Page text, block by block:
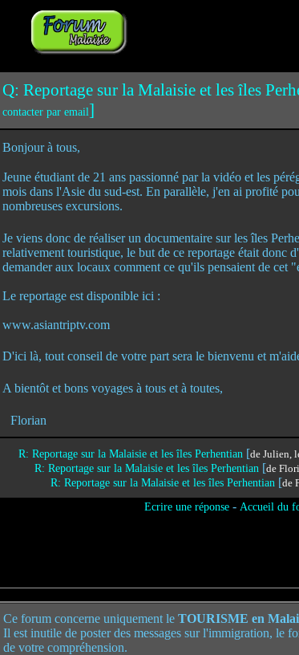
Q: Reportage sur la Malaisie et les îles
contacter par email]
Bonjour à tous,
Jeune étudiant de 21 ans passionné par la vidéo et les
mois dans l'Asie du sud-est. En parallèle, j'en ai profité
nombreuses excursions.
Je viens donc de réaliser un documentaire sur les îles
relativement touristique, le but de ce reportage était donc
demander aux locaux comment ce qu'ils pensaient de cet
Le reportage est disponible ici :
www.asiantriptv.com
D'ici là, tout conseil de votre part sera le bienvenu et
A bientôt et bons voyages à tous et à toutes,
Florian
R: Reportage sur la Malaisie et les îles Perhentian [de Julien,
R: Reportage sur la Malaisie et les îles Perhentian [de
R: Reportage sur la Malaisie et les îles Perhentian [de
Ecrire une réponse- Accueil du
Ce forum concerne uniquement le TOURISME en
Il est inutile de poster des messages sur l'immigration, le
de votre compréhension.